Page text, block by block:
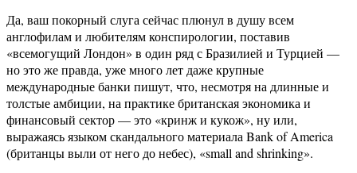
Да, ваш покорный слуга сейчас плюнул в душу всем
англофилам и любителям конспирологии, поставив
«всемогущий Лондон» в один ряд с Бразилией и Турцией —
но это же правда, уже много лет даже крупные
международные банки пишут, что, несмотря на длинные и
толстые амбиции, на практике британская экономика и
финансовый сектор — это «кринж и кукож», ну или,
выражаясь языком скандального материала Bank of America
(британцы выли от него до небес), «small and shrinking».